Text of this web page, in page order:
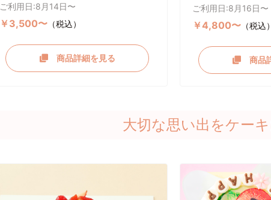
ご利用日:8月14日〜
￥3,500〜 （税込）
商品詳細を見る
ご利用日:8月16日〜
￥4,800〜 （税込）
商品
大切な思い出をケー